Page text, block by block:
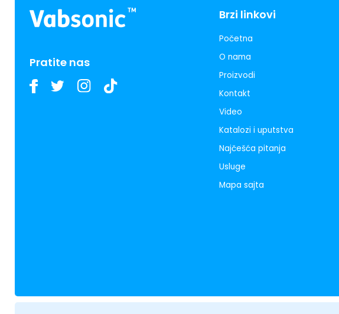
Pratite nas
Brzi linkovi
Početna
O nama
Proizvodi
Kontakt
Video
Katalozi i uputstva
Najčešća pitanja
Usluge
Mapa sajta